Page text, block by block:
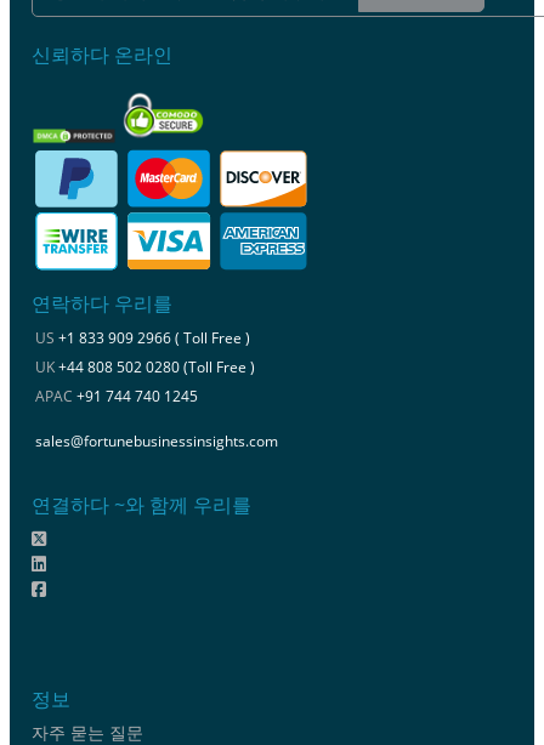
신뢰하다 온라인
연락하다 우리를
US +1 833 909 2966 ( Toll Free )
UK+44 808 502 0280 (Toll Free )
APAC +91 744 740 1245
sales@fortunebusinessinsights.com
연결하다 ~와 함께 우리를
정보
자주 묻는 질문